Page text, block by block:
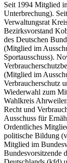
Seit 1994 Mitglied
Unterbrechung).
Verwaltungsrat
Bezirksvorstand
des Deutschen
(Mitglied im
Sportausschuss).
(Mitglied im
Verbraucherschutz
Wiederwahl zum
Wahlkreis
Recht und
Ausschuss für
Ordentliches
politische Bildung
Mitglied im
Bundesvorsitzende